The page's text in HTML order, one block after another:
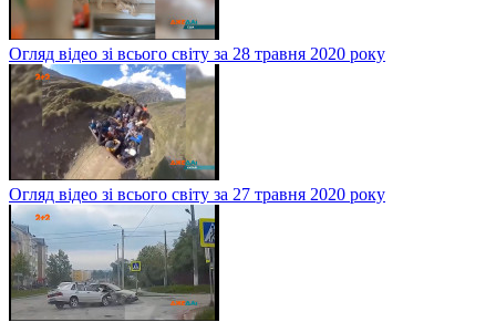
Огляд відео зі всього світу за 28 травня 2020 року
Огляд відео зі всього світу за 27 травня 2020 року